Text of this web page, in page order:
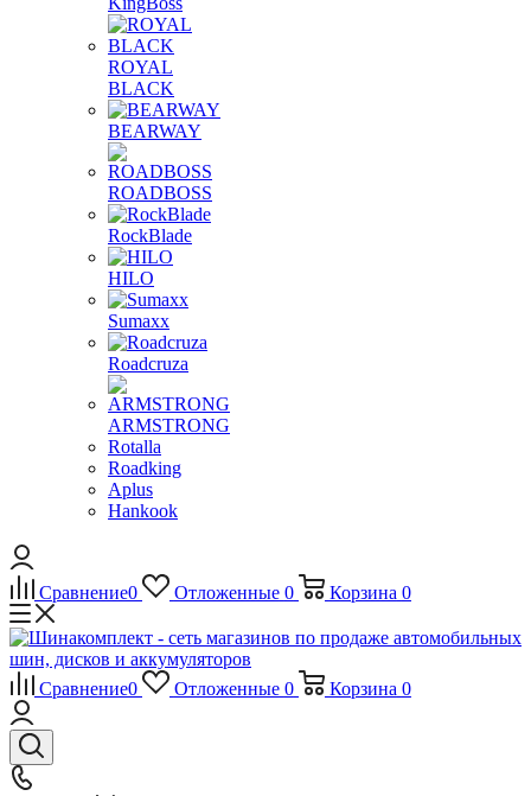
ROYAL
BLACK
BEARWAY
ROADBOSS
RockBlade
HILO
Sumaxx
Roadcruza
ARMSTRONG
Rotalla
Roadking
Aplus
Hankook
Сравнение0 Отложенные 0 Корзина 0
Сравнение0 Отложенные 0 Корзина 0